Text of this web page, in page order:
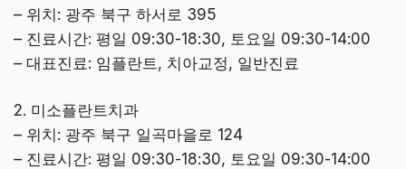
– 위치: 광주 북구 하서로 395
– 진료시간: 평일 09:30-18:30, 토요일 09:30-14:00
– 대표진료: 임플란트, 치아교정, 일반진료
2. 미소플란트치과
– 위치: 광주 북구 일곡마을로 124
– 진료시간: 평일 09:30-18:30, 토요일 09:30-14:00